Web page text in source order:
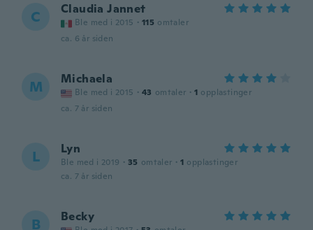
C Claudia Jannet
Ble med i 2015 · 115 omtaler
ca. 6 år siden
M Michaela
Ble med i 2015 · 43 omtaler · 1 opplastinger
ca. 7 år siden
L Lyn
Ble med i 2019 · 35 omtaler · 1 opplastinger
ca. 7 år siden
B Becky